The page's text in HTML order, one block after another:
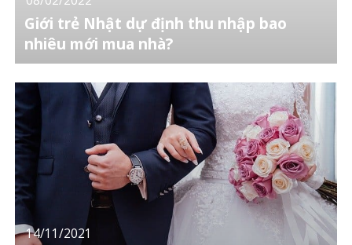
Giới trẻ Nhật dự định thu nhập bao
nhiêu mới mua nhà?
14/11/2021